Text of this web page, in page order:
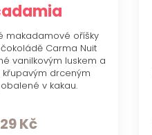
makadamové oříšky
Carma Nuit
vanilkovým luskem a
křupavým drceným
v kakau.
Kč